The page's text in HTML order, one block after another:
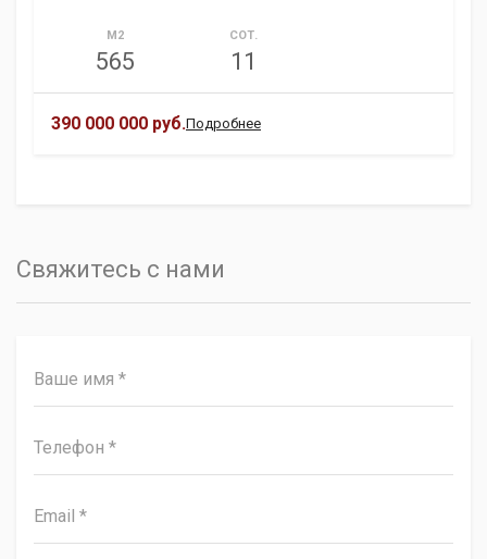
М2
565
СОТ.
11
390 000 000 руб.Подробнее
Свяжитесь с нами